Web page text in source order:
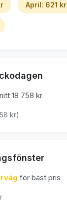
April: 621 kr
18 758 kr
kr)
för bäst pris